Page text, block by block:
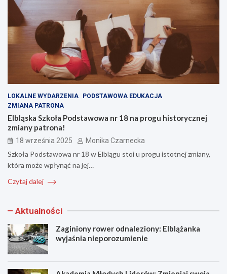
LOKALNE WYDARZENIA
PODSTAWOWA EDUKACJA
ZMIANA PATRONA
Elbląska Szkoła Podstawowa nr 18 na progu historycznej
zmiany patrona!
18 września 2025 Monika Czarnecka
Szkoła Podstawowa nr 18 w Elblągu stoi u progu istotnej zmiany,
która może wpłynąć na jej…
Czytaj dalej
Aktualności
Zaginiony rower odnaleziony: Elblążanka
wyjaśnia nieporozumienie